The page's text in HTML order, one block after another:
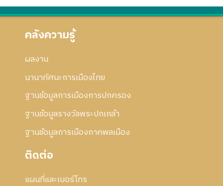
คลังความรู้
ผลงาน
นานาทัศนะการเมืองไทย
ฐานข้อมูลการเมืองการปกครอง
ฐานข้อมูลรางวัลพระปกเกล้า
ฐานข้อมูลการเมืองภาคพลเมือง
ติดต่อ
แผนที่และเบอร์โทร